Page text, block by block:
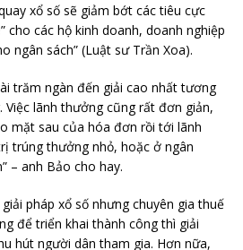
xổ số sẽ giảm bớt các tiêu cực
cho các hộ kinh doanh, doanh nghiệp
ngân sách” (Luật sư Trần Xoa).
trăm ngàn đến giải cao nhất tương
lãnh thưởng cũng rất đơn giản,
mặt sau của hóa đơn rồi tới lãnh
trúng thưởng nhỏ, hoặc ở ngân
– anh Bảo cho hay.
pháp xổ số nhưng chuyên gia thuế
để triển khai thành công thì giải
hút người dân tham gia. Hơn nữa,